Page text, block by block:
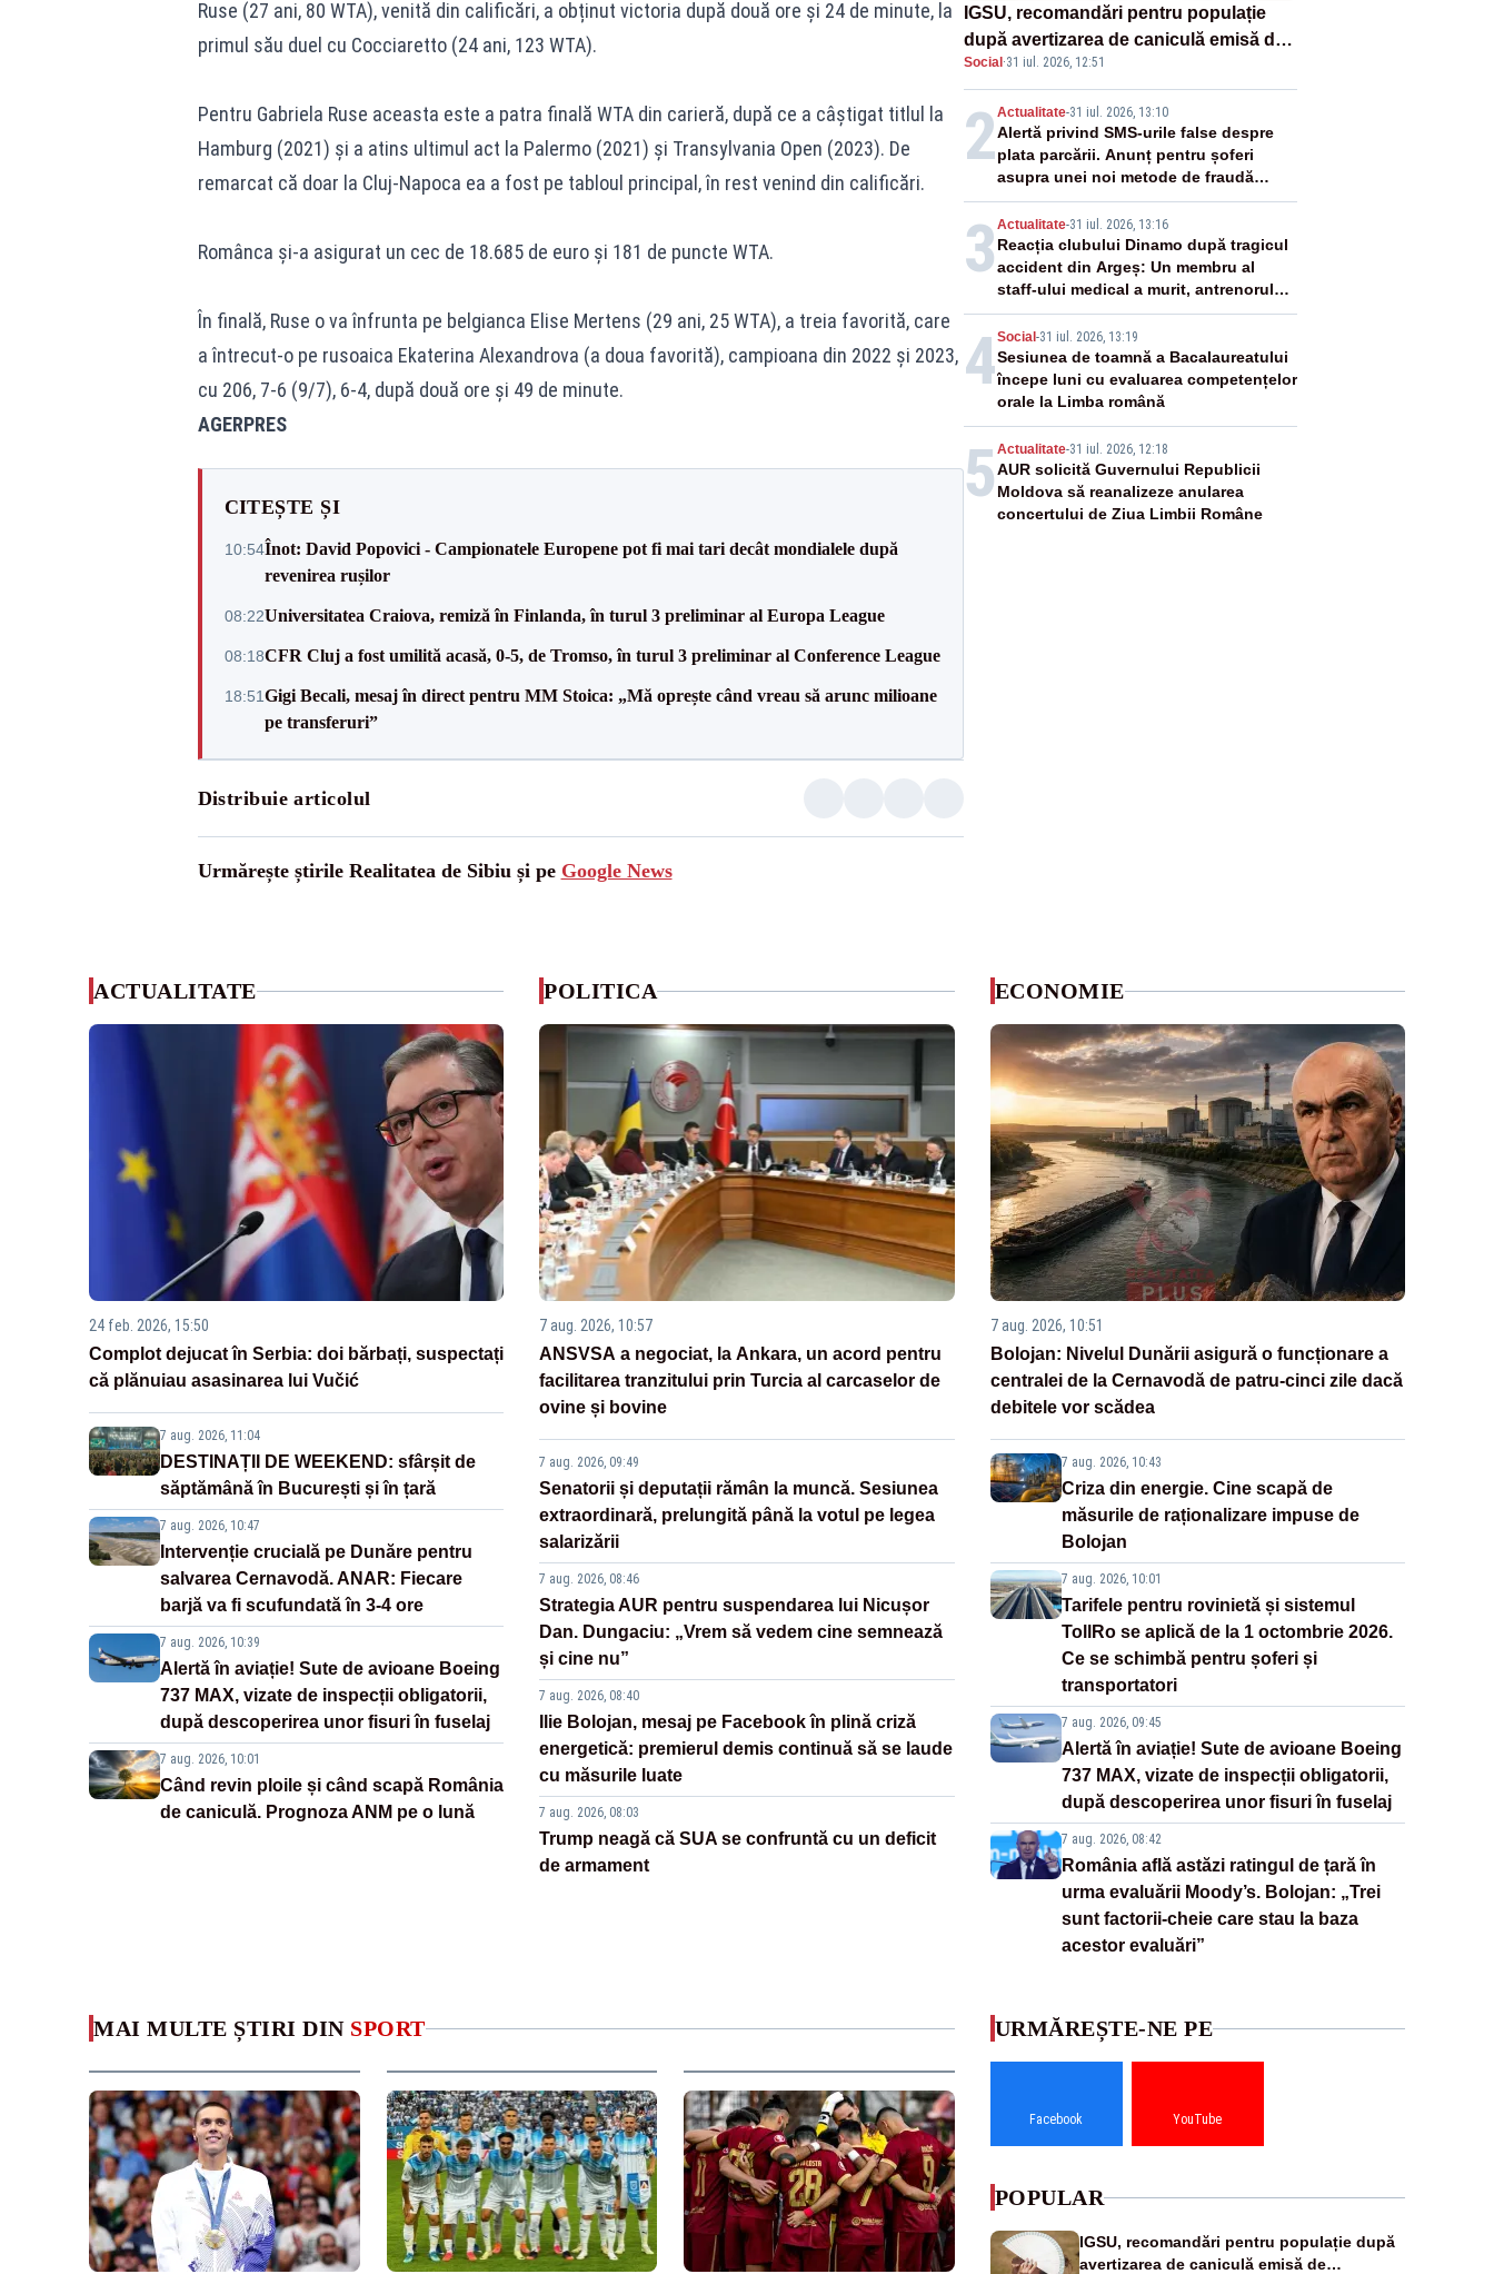
Ruse (27 ani, 80 WTA), venită din calificări, a obținut victoria după două ore și 24 de minute, la
primul său duel cu Cocciaretto (24 ani, 123 WTA).
Pentru Gabriela Ruse aceasta este a patra finală WTA din carieră, după ce a câștigat titlul la
Hamburg (2021) și a atins ultimul act la Palermo (2021) și Transylvania Open (2023). De
remarcat că doar la Cluj-Napoca ea a fost pe tabloul principal, în rest venind din calificări.
Românca și-a asigurat un cec de 18.685 de euro și 181 de puncte WTA.
În finală, Ruse o va înfrunta pe belgianca Elise Mertens (29 ani, 25 WTA), a treia favorită, care
a întrecut-o pe rusoaica Ekaterina Alexandrova (a doua favorită), campioana din 2022 și 2023,
cu 206, 7-6 (9/7), 6-4, după două ore și 49 de minute.
AGERPRES
CITEȘTE ȘI
10:54Înot: David Popovici - Campionatele Europene pot fi mai tari decât mondialele după
revenirea rușilor
08:22Universitatea Craiova, remiză în Finlanda, în turul 3 preliminar al Europa League
08:18CFR Cluj a fost umilită acasă, 0-5, de Tromso, în turul 3 preliminar al Conference League
18:51Gigi Becali, mesaj în direct pentru MM Stoica: „Mă oprește când vreau să arunc milioane
pe transferuri”
Distribuie articolul
Urmărește știrile Realitatea de Sibiu și pe Google News
IGSU, recomandări pentru populație
după avertizarea de caniculă emisă de
meteorologi
Social ·31 iul. 2026, 12:51
2Actualitate-31 iul. 2026, 13:10
Alertă privind SMS-urile false despre
plata parcării. Anunț pentru șoferi
asupra unei noi metode de fraudă
online
3 Actualitate-31 iul. 2026, 13:16
Reacția clubului Dinamo după tragicul
accident din Argeș: Un membru al
staff-ului medical a murit, antrenorul
Adrian Ropotan este în spital
4Social -31 iul. 2026, 13:19
Sesiunea de toamnă a Bacalaureatului
începe luni cu evaluarea competențelor
orale la Limba română
5 Actualitate-31 iul. 2026, 12:18
AUR solicită Guvernului Republicii
Moldova să reanalizeze anularea
concertului de Ziua Limbii Române
ACTUALITATE
24 feb. 2026, 15:50
Complot dejucat în Serbia: doi bărbați, suspectați
că plănuiau asasinarea lui Vučić
7 aug. 2026, 11:04
DESTINAȚII DE WEEKEND: sfârșit de
săptămână în București și în țară
7 aug. 2026, 10:47
Intervenție crucială pe Dunăre pentru
salvarea Cernavodă. ANAR: Fiecare
barjă va fi scufundată în 3-4 ore
7 aug. 2026, 10:39
Alertă în aviație! Sute de avioane Boeing
737 MAX, vizate de inspecții obligatorii,
după descoperirea unor fisuri în fuselaj
7 aug. 2026, 10:01
Când revin ploile și când scapă România
de caniculă. Prognoza ANM pe o lună
POLITICA
7 aug. 2026, 10:57
ANSVSA a negociat, la Ankara, un acord pentru
facilitarea tranzitului prin Turcia al carcaselor de
ovine și bovine
7 aug. 2026, 09:49
Senatorii și deputații rămân la muncă. Sesiunea
extraordinară, prelungită până la votul pe legea
salarizării
7 aug. 2026, 08:46
Strategia AUR pentru suspendarea lui Nicușor
Dan. Dungaciu: „Vrem să vedem cine semnează
și cine nu”
7 aug. 2026, 08:40
Ilie Bolojan, mesaj pe Facebook în plină criză
energetică: premierul demis continuă să se laude
cu măsurile luate
7 aug. 2026, 08:03
Trump neagă că SUA se confruntă cu un deficit
de armament
ECONOMIE
7 aug. 2026, 10:51
Bolojan: Nivelul Dunării asigură o funcționare a
centralei de la Cernavodă de patru-cinci zile dacă
debitele vor scădea
7 aug. 2026, 10:43
Criza din energie. Cine scapă de
măsurile de raționalizare impuse de
Bolojan
7 aug. 2026, 10:01
Tarifele pentru rovinietă și sistemul
TollRo se aplică de la 1 octombrie 2026.
Ce se schimbă pentru șoferi și
transportatori
7 aug. 2026, 09:45
Alertă în aviație! Sute de avioane Boeing
737 MAX, vizate de inspecții obligatorii,
după descoperirea unor fisuri în fuselaj
7 aug. 2026, 08:42
România află astăzi ratingul de țară în
urma evaluării Moody’s. Bolojan: „Trei
sunt factorii-cheie care stau la baza
acestor evaluări”
MAI MULTE ȘTIRI DIN SPORT URMĂREȘTE-NE PE
Facebook YouTube
POPULAR
IGSU, recomandări pentru populație după
avertizarea de caniculă emisă de